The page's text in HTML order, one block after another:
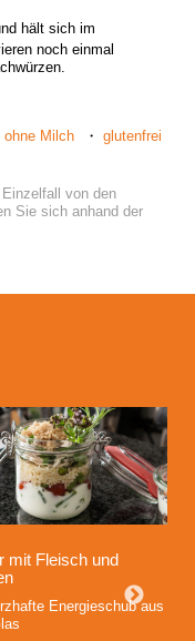
hält sich im
noch einmal
ohne Milch
glutenfrei
von den
Sie sich anhand der
mit Fleisch und
Energieschub aus